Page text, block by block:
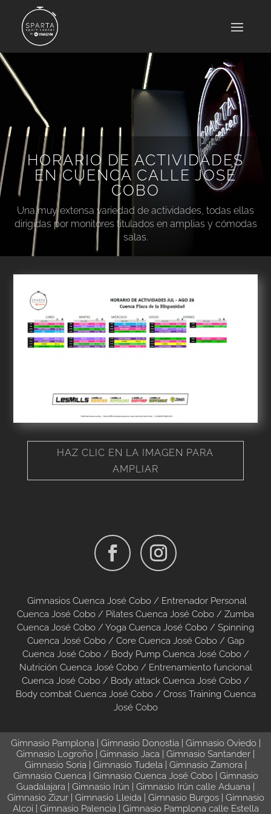
HORARIO DE ACTIVIDADES
EN CUENCA CALLE JOSÉ
COBO
Una muy extensa variedad de actividades, todas ellas
dirigidas por monitores titulados en amplias y cómodas
salas.
HAZ CLIC EN LA IMAGEN PARA
AMPLIAR
Gimnasios Cuenca José Cobo / Entrenador Personal
Cuenca José Cobo / Pilates Cuenca José Cobo / Zumba
Cuenca José Cobo / Yoga Cuenca José Cobo / Spinning
Cuenca José Cobo/ Core Cuenca José Cobo/ Gap
Cuenca José Cobo/ Body Pump Cuenca José Cobo/
Nutrición Cuenca José Cobo/ Entrenamiento funcional
Cuenca José Cobo / Body attack Cuenca José Cobo /
Body combat Cuenca José Cobo / Cross Training Cuenca
José Cobo
Gimnasio Pamplona| Gimnasio Donostia| Gimnasio Oviedo|
Gimnasio Logroño
Gimnasio Jaca Gimnasio Santander
Gimnasio Soria| Gimnasio Tudela| Gimnasio Zamora|
Gimnasio Cuenca| Gimnasio Cuenca José Cobo| Gimnasio
Guadalajara
Gimnasio Irún Gimnasio Irún calle Aduana
Gimnasio Zizur| Gimnasio Lleida| Gimnasio Burgos| Gimnasio
Alcoi
Gimnasio Palencia| Gimnasio Pamplona calle Estella